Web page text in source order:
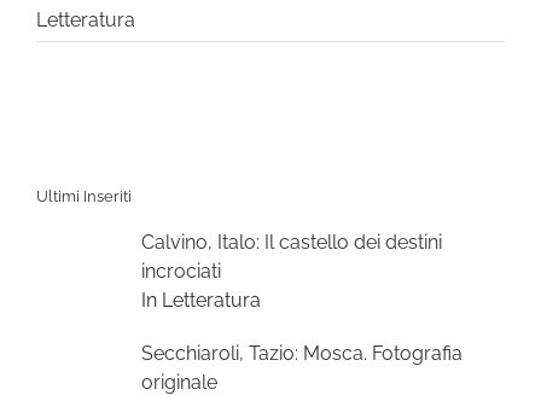
Letteratura
Ultimi Inseriti
Calvino, Italo: Il castello dei destini
incrociati
In Letteratura
Secchiaroli, Tazio: Mosca. Fotografia
originale